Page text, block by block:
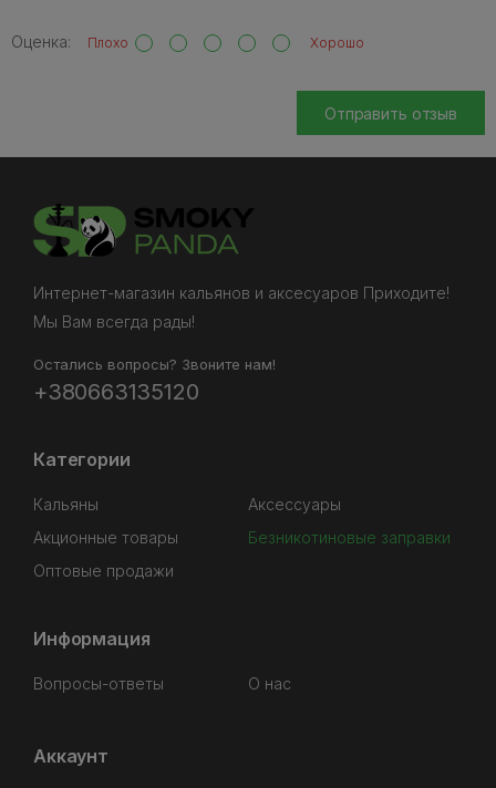
Оценка: Плохо Хорошо
Отправить отзыв
Интернет-магазин кальянов и аксесуаров Приходите!
Мы Вам всегда рады!
Остались вопросы? Звоните нам!
+380663135120
Категории
Кальяны
Аксессуары
Акционные товары
Безникотиновые заправки
Оптовые продажи
Информация
Вопросы-ответы О нас
Аккаунт